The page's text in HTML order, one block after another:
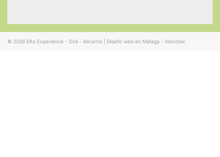
© 2026 Elfa Experience - Onil - Alicante Diseño web en Málaga - Necotec